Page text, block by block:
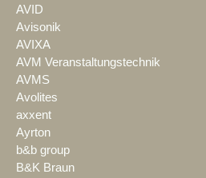
AVID
Avisonik
AVIXA
AVM Veranstaltungstechnik
AVMS
Avolites
axxent
Ayrton
b&b group
B&K Braun